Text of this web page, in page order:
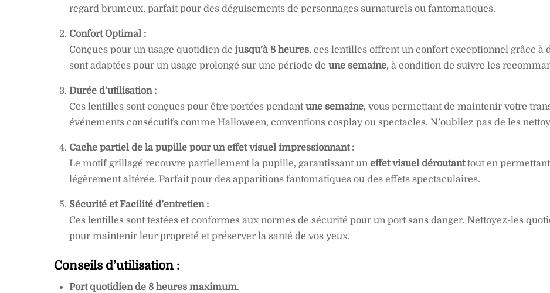
regard brumeux, parfait pour des déguisements de personnages surnaturels ou fantomatiques.
Confort Optimal :
Conçues pour un usage quotidien de jusqu’à 8 heures, ces lentilles offrent un confort exceptionnel grâce à
sont adaptées pour un usage prolongé sur une période de une semaine, à condition de suivre les
Durée d’utilisation :
Ces lentilles sont conçues pour être portées pendantune semaine, vous permettant de maintenir votre
événements consécutifs comme Halloween, conventions cosplay ou spectacles. N’oubliez pas de les
Cache partiel de la pupille pour un effet visuel impressionnant :
Le motif grillagé recouvre partiellement la pupille, garantissant un effet visuel déroutanttout en
légèrement altérée. Parfait pour des apparitions fantomatiques ou des effets spectaculaires.
Sécurité et Facilité d’entretien :
Ces lentilles sont testées et conformes aux normes de sécurité pour un port sans danger. Nettoyez-les
pour maintenir leur propreté et préserver la santé de vos yeux.
Conseils d’utilisation :
Port quotidien de 8 heures maximum.